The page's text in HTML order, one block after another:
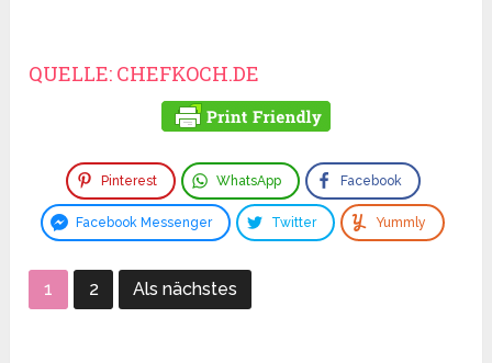
QUELLE: CHEFKOCH.DE
Pinterest WhatsApp Facebook
Facebook Messenger Twitter Yummly
1 2 Als nächstes